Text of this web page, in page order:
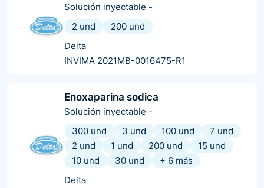
Solución inyectable -
2 und
200 und
Delta
INVIMA 2021MB-0016475-R1
Enoxaparina sodica
Solución inyectable -
300 und
3 und 100 und
7 und
2 und
1 und 200 und
15 und
10 und
30 und + 6 más
Delta